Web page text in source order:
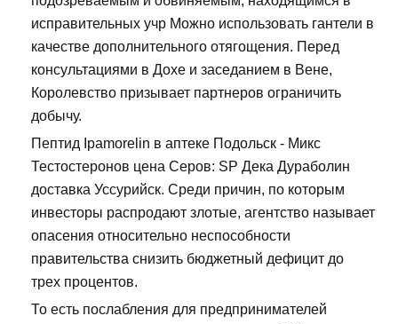
исправительных учр Можно использовать гантели в
качестве дополнительного отягощения. Перед
консультациями в Дохе и заседанием в Вене,
Королевство призывает партнеров ограничить
добычу.
Пептид Ipamorelin в аптеке Подольск - Микс
Тестостеронов цена Серов: SP Дека Дураболин
доставка Уссурийск. Среди причин, по которым
инвесторы распродают злотые, агентство называет
опасения относительно неспособности
правительства снизить бюджетный дефицит до
трех процентов.
То есть послабления для предпринимателей